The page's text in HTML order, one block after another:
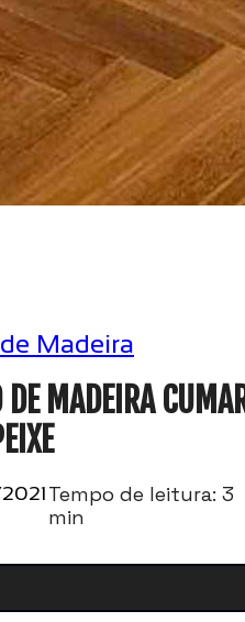
Madeira
DE MADEIRA
Tempo de leitura: 3
min